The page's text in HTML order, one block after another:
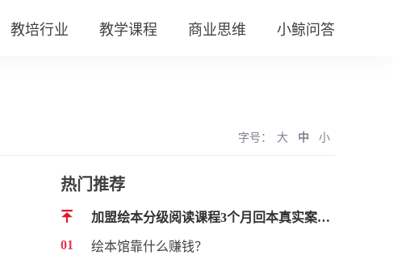
教培行业 教学课程 商业思维 小鲸问答
字号： 大 中 小
热门推荐
加盟绘本分级阅读课程3个月回本真实案例！
01
绘本馆靠什么赚钱？